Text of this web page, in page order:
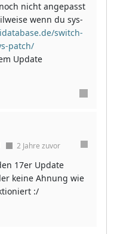
nicht angepasst
wenn du sys-
switch-
patch/
Update
2 Jahre zuvor
17er Update
keine Ahnung wie
:/